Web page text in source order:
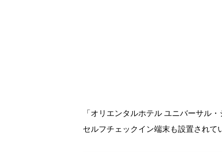
「オリエンタルホテル ユニバーサル
セルフチェックイン端末も設置され